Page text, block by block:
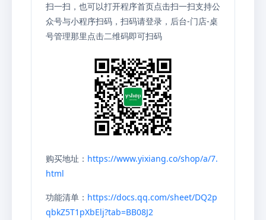
扫一扫，也可以打开程序首页点击扫一扫支持公
众号与小程序扫码，扫码请登录，后台-门店-桌
号管理那里点击二维码即可扫码
购买地址： https://www.yixiang.co/shop/a/7.
html
功能清单： https://docs.qq.com/sheet/DQ2p
qbkZ5T1pXbElj?tab=BB08J2